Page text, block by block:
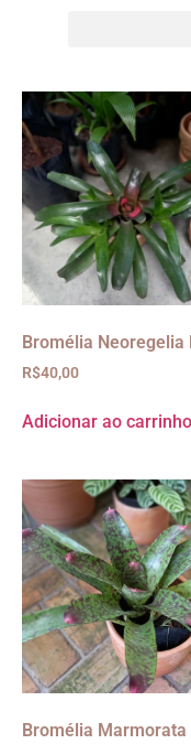
Bromélia Neoregelia
R$40,00
Adicionar ao carrinho
Bromélia Marmorata